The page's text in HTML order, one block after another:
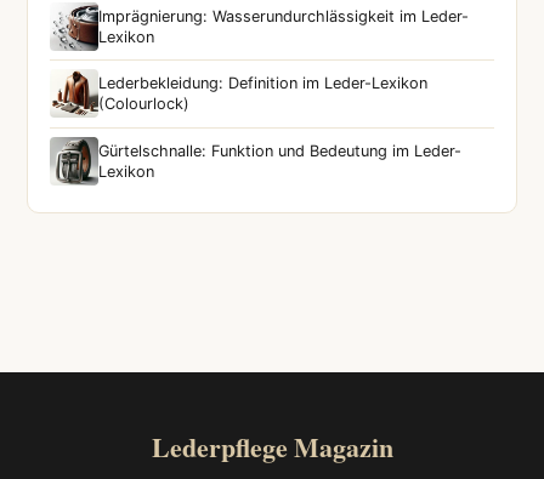
Imprägnierung: Wasserundurchlässigkeit im Leder-
Lexikon
Lederbekleidung: Definition im Leder-Lexikon
(Colourlock)
Gürtelschnalle: Funktion und Bedeutung im Leder-
Lexikon
Lederpflege Magazin